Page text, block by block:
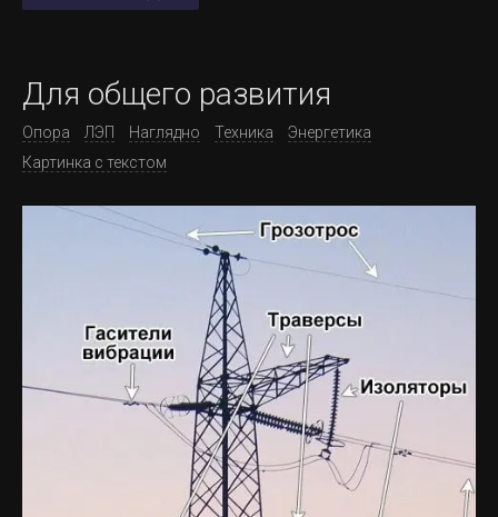
Для общего развития
Опора ЛЭП Наглядно Техника
Энергетика
Картинка с текстом